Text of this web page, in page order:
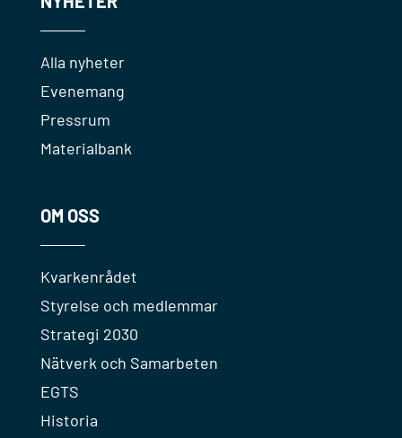
Alla nyheter
Evenemang
Pressrum
Materialbank
OM OSS
Kvarkenrådet
Styrelse och medlemmar
Strategi 2030
Nätverk och Samarbeten
EGTS
Historia